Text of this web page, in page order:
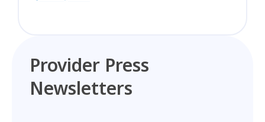
Provider Press
Newsletters